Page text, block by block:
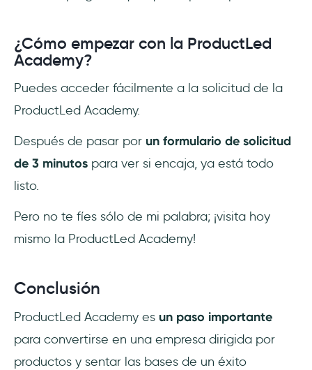
¿Cómo empezar con la ProductLed
Academy?
Puedes acceder fácilmente a la solicitud de la
ProductLed Academy.
Después de pasar por un formulario de solicitud
de 3 minutos para ver si encaja, ya está todo
listo.
Pero no te fíes sólo de mi palabra; ¡visita hoy
mismo la ProductLed Academy!
Conclusión
ProductLed Academy es un paso importante
para convertirse en una empresa dirigida por
productos y sentar las bases de un éxito